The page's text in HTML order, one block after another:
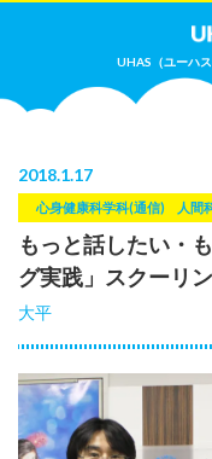
UHAS（ユーハ
2018.1.17
心身健康科学科(通信) 人間
もっと話したい・
グ実践」スクーリ
大平